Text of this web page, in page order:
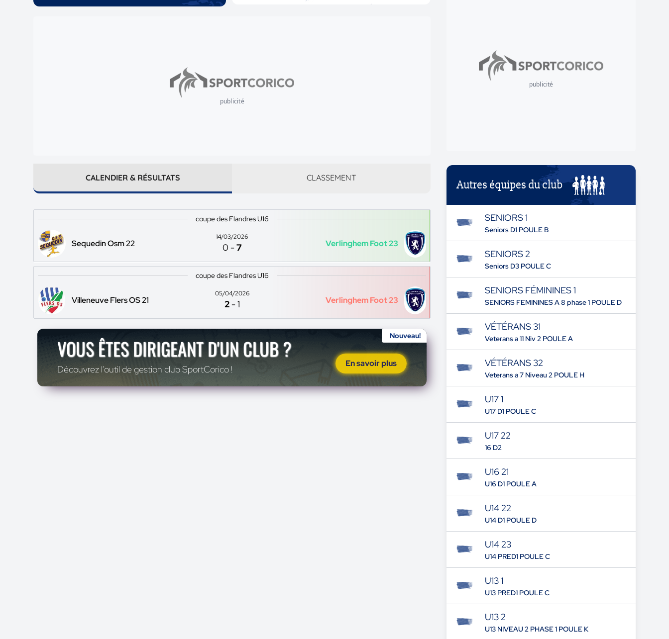
publicité
CALENDIER & RÉSULTATS CLASSEMENT
coupe des Flandres U16
Sequedin Osm 22
14/03/2026
0 -7 Verlinghem Foot 23
coupe des Flandres U16
Villeneuve Flers OS 21
05/04/2026
2 -1 Verlinghem Foot 23
Nouveau!
VOUS ÊTES DIRIGEANT D'UN CLUB ?
Découvrez l'outil de gestion club SportCorico !
En savoir plus
publicité
Autres équipes du club
SENIORS 1
Seniors D1 POULE B
SENIORS 2
Seniors D3 POULE C
SENIORS FÉMININES 1
SENIORS FEMININES A 8 phase 1 POULE D
VÉTÉRANS 31
Veterans a 11 Niv 2 POULE A
VÉTÉRANS 32
Veterans a 7 Niveau 2 POULE H
U17 1
U17 D1 POULE C
U17 22
16 D2
U16 21
U16 D1 POULE A
U14 22
U14 D1 POULE D
U14 23
U14 PRED1 POULE C
U13 1
U13 PRED1 POULE C
U13 2
U13 NIVEAU 2 PHASE 1 POULE K